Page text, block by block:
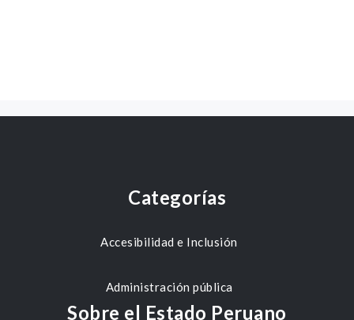
Categorías
Accesibilidad e Inclusión
Administración pública
Sobre el Estado Peruano